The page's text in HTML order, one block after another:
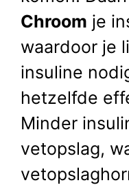
Chroom je
waardoor je
insuline
hetzelfde
Minder
vetopslag,